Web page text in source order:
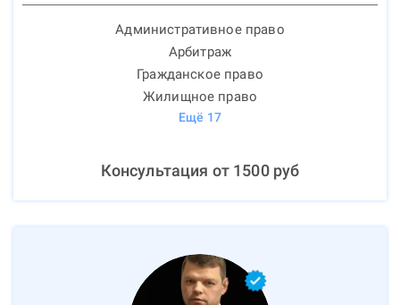
Административное право
Арбитраж
Гражданское право
Жилищное право
Ещё 17
Консультация от 1500руб